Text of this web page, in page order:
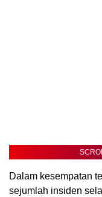
Dalam kesempatan
sejumlah insiden